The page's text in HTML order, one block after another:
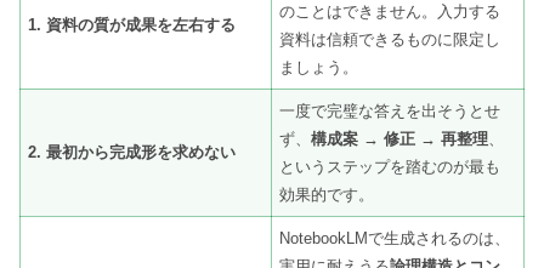
1. 資料の質が成果を左右する
のことはできません。入力する
資料は信頼できるものに限定し
ましょう。
2. 最初から完成形を求めない
一度で完璧な答えを出そうとせ
ず、構成案 → 修正 → 再整理
というステップを踏むのが最も
効果的です。
NotebookLMで生成されるのは、